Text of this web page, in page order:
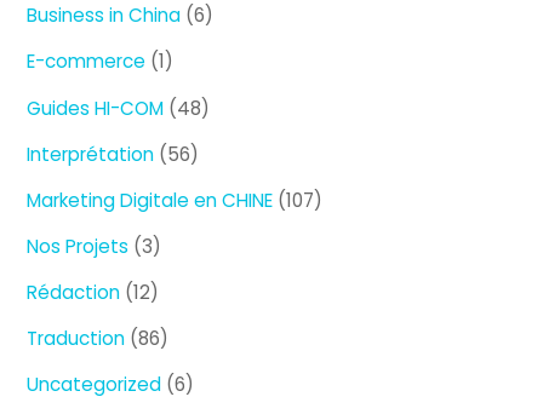
Business in China (6)
E-commerce (1)
Guides HI-COM (48)
Interprétation (56)
Marketing Digitale en CHINE (107)
Nos Projets (3)
Rédaction (12)
Traduction (86)
Uncategorized (6)